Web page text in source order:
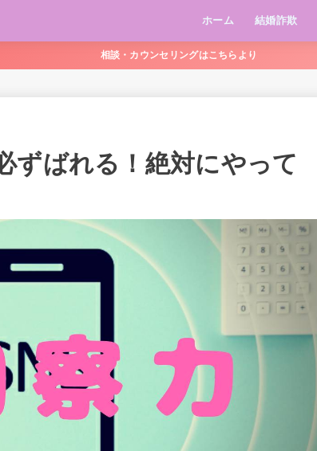
ホーム 結婚詐欺
相談・カウンセリングはこちらより
ずばれる！絶対にやって